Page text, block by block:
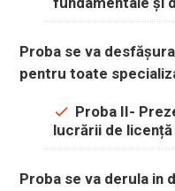
Proba se va
pentru toate
Proba II-
lucrării de licență
Proba se va derula in